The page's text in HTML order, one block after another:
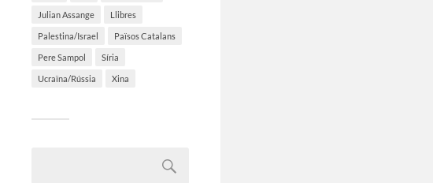
Julian Assange Llibres
Palestina/Israel Països Catalans
Pere Sampol Síria
Ucraïna/Rússia Xina